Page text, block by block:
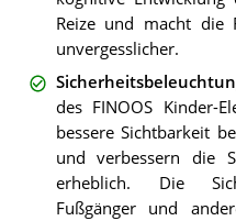
Reize und macht die
unvergesslicher.
des FINOOS Kinder-
bessere Sichtbarkeit
und verbessern die
erheblich. Die
Fußgänger und